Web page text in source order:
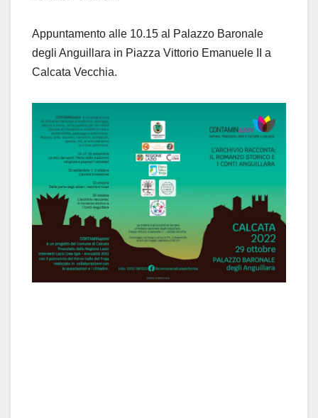
Appuntamento alle 10.15 al Palazzo Baronale
degli Anguillara in Piazza Vittorio Emanuele II a
Calcata Vecchia.